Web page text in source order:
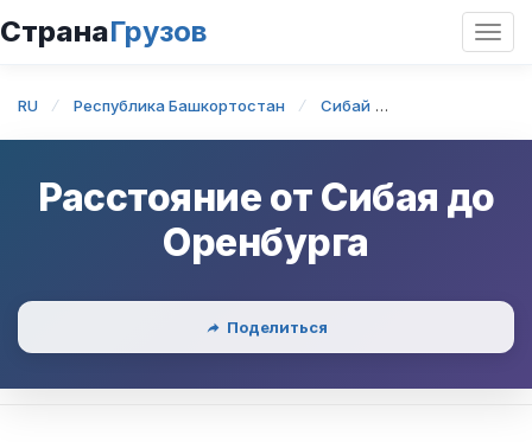
СтранаГрузов
RU Республика Башкортостан Сибай
Расстояние от Сибая до
Оренбурга
Поделиться